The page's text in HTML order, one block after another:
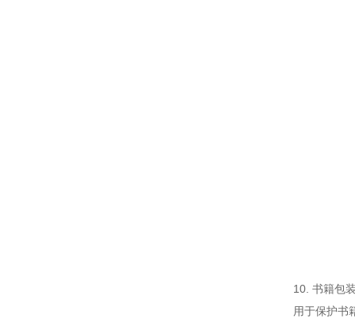
10. 书籍包
用于保护书